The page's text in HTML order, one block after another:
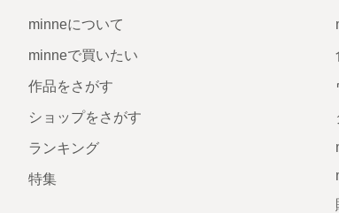
minneについて
minneで買いたい
作品をさがす
ショップをさがす
ランキング
特集